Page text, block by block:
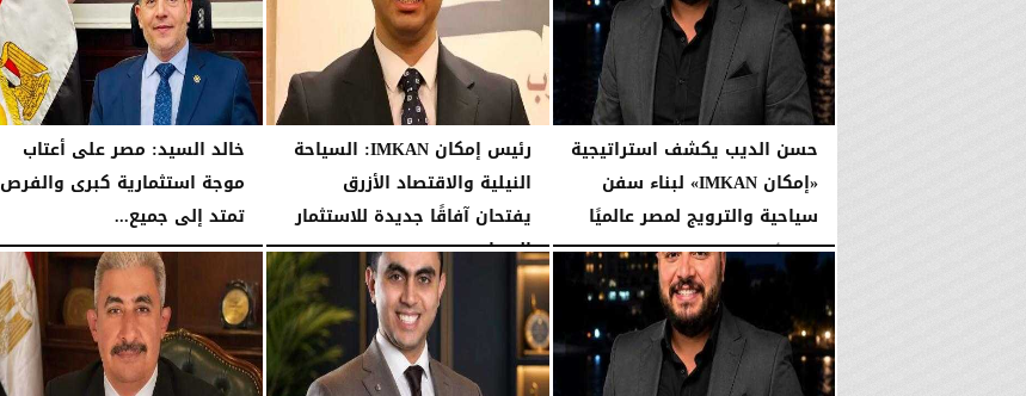
الأربعاء، 5 أغسطس 2026 08:21 مـ
حسن الديب يكشف استراتيجية
«إمكان IMKAN» لبناء سفن
سياحية والترويج لمصر عالميًا
الإثنين، 3 أغسطس 2026 07:31 مـ
رئيس إمكان IMKAN: السياحة
النيلية والاقتصاد الأزرق
يفتحان آفاقًا جديدة للاستثمار
السياحي...
الأحد، 2 أغسطس 2026 01:37 مـ
خالد السيد: مصر على أعتاب
موجة استثمارية كبرى والفرص
تمتد إلى جميع...
الجمعة، 31 يوليو 2026 02:42 صـ